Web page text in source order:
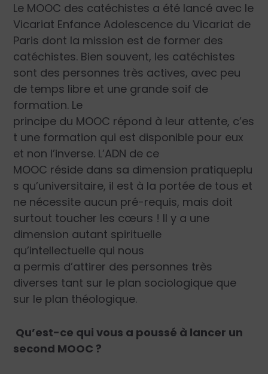
Le MOOC des catéchistes a été lancé avec le
Vicariat Enfance Adolescence du Vicariat de
Paris dont la mission est de former des
catéchistes. Bien souvent, les catéchistes
sont des personnes très actives, avec peu
de temps libre et une grande soif de
formation. Le
principe du MOOC répond à leur attente, c’es
t une formation qui est disponible pour eux
et non l’inverse. L’ADN de ce
MOOC réside dans sa dimension pratiqueplu
s qu’universitaire, il est à la portée de tous et
ne nécessite aucun pré-requis, mais doit
surtout toucher les cœurs ! Il y a une
dimension autant spirituelle
qu’intellectuelle qui nous
a permis d’attirer des personnes très
diverses tant sur le plan sociologique que
sur le plan théologique.
Qu’est-ce qui vous a poussé à lancer un
second MOOC ?